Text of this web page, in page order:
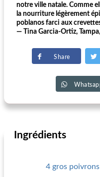
notre ville natale. Comme
la nourriture légèrement
poblanos farci aux
— Tina Garcia-Ortiz,
Share
Ingrédients
4 gros